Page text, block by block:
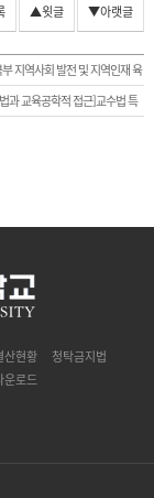
▲윗글 ▼아랫글
지역사회 발전 및 지역인재 육
과 교육공학적 접근]교수법 특
산현황
청탁금지법
운로드